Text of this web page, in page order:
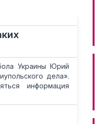
Украины Юрий
дела».
информация